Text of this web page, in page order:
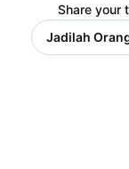
Share your
Jadilah